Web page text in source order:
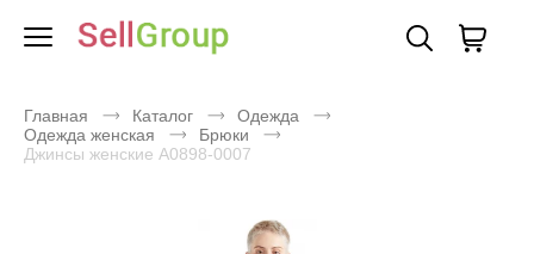
Главная Каталог
Одежда
Одежда женская
Брюки
Джинсы женские A0898-0007